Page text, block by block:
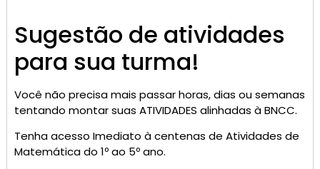
Sugestão de atividades
para sua turma!
Você não precisa mais passar horas, dias ou semanas
tentando montar suas ATIVIDADES alinhadas à BNCC.
Tenha acesso Imediato à centenas de Atividades de
Matemática do 1º ao 5º ano.